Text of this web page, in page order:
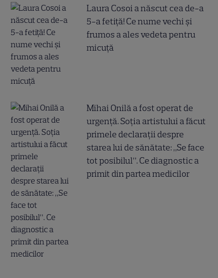
Laura Cosoi a născut cea de-a
5-a fetiță! Ce nume vechi și
frumos a ales vedeta pentru
micuță
Mihai Onilă a fost operat de
urgență. Soția artistului a făcut
primele declarații despre
starea lui de sănătate: „Se face
tot posibilul”. Ce diagnostic a
primit din partea medicilor